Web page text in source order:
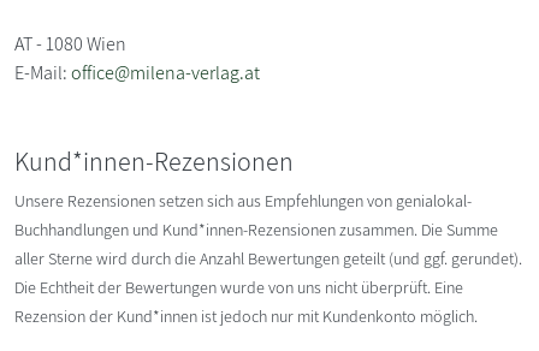
AT - 1080 Wien
E-Mail:office@milena-verlag.at
Kund*innen-Rezensionen
Unsere Rezensionen setzen sich aus Empfehlungen von genialokal-
Buchhandlungen und Kund*innen-Rezensionen zusammen. Die Summe
aller Sterne wird durch die Anzahl Bewertungen geteilt (und ggf. gerundet).
Die Echtheit der Bewertungen wurde von uns nicht überprüft. Eine
Rezension der Kund*innen ist jedoch nur mit Kundenkonto möglich.